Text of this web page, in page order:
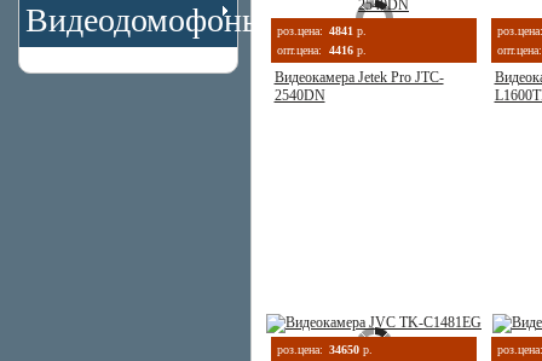
Видеодомофоны
роз.цена: 4841 р.
опт.цена:
4416 р.
Видеокамера Jetek Pro JTC-
2540DN
роз.цена:
опт.цена:
роз.цена: 34650 р.
роз.цена: